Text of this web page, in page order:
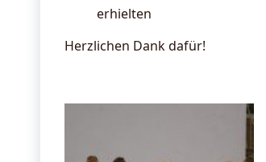
erhielten
Herzlichen Dank dafür!